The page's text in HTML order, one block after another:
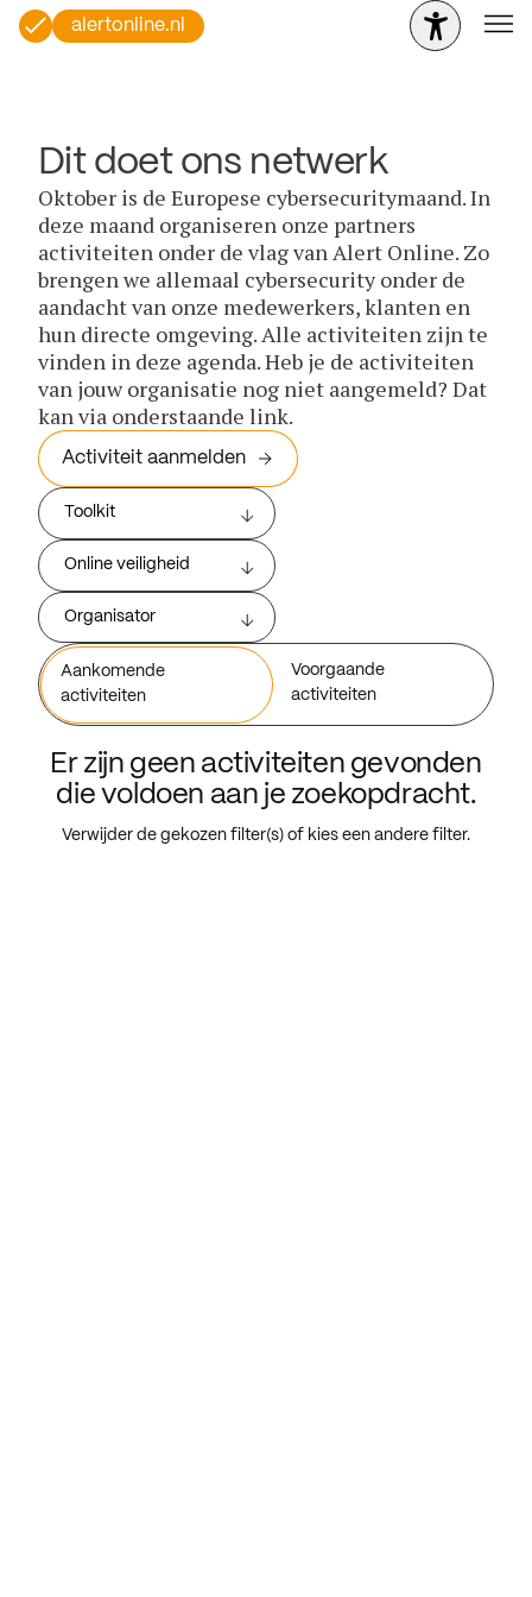
alertonline.nl
Dit doet ons netwerk
Oktober is de Europese cybersecuritymaand. In
deze maand organiseren onze partners
activiteiten onder de vlag van Alert Online. Zo
brengen we allemaal cybersecurity onder de
aandacht van onze medewerkers, klanten en
hun directe omgeving. Alle activiteiten zijn te
vinden in deze agenda. Heb je de activiteiten
van jouw organisatie nog niet aangemeld? Dat
kan via onderstaande link.
Activiteit aanmelden
Toolkit
Online veiligheid
Organisator
Aankomende
activiteiten
Voorgaande
activiteiten
Er zijn geen activiteiten gevonden
die voldoen aan je zoekopdracht.
Verwijder de gekozen filter(s) of kies een andere filter.